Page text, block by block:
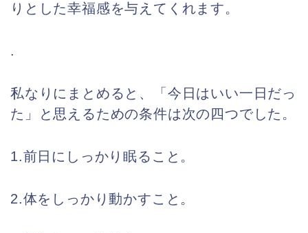
りとした幸福感を与えてくれます。
.
私なりにまとめると、「今日はいい一日だっ
た」と思えるための条件は次の四つでした。
1.前日にしっかり眠ること。
2.体をしっかり動かすこと。